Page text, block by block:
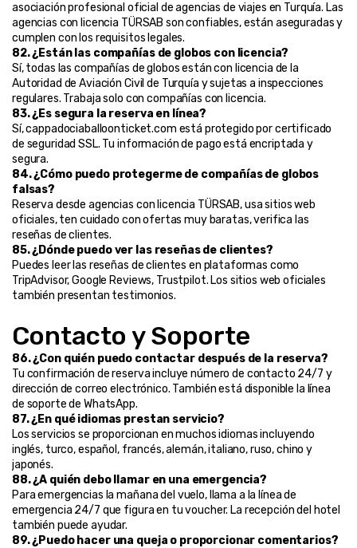
asociación profesional oficial de agencias de viajes en Turquía. Las
agencias con licencia TÜRSAB son confiables, están aseguradas y
cumplen con los requisitos legales.
82. ¿Están las compañías de globos con licencia?
Sí, todas las compañías de globos están con licencia de la
Autoridad de Aviación Civil de Turquía y sujetas a inspecciones
regulares. Trabaja solo con compañías con licencia.
83. ¿Es segura la reserva en línea?
Sí, cappadociaballoonticket.com está protegido por certificado
de seguridad SSL. Tu información de pago está encriptada y
segura.
84. ¿Cómo puedo protegerme de compañías de globos
falsas?
Reserva desde agencias con licencia TÜRSAB, usa sitios web
oficiales, ten cuidado con ofertas muy baratas, verifica las
reseñas de clientes.
85. ¿Dónde puedo ver las reseñas de clientes?
Puedes leer las reseñas de clientes en plataformas como
TripAdvisor, Google Reviews, Trustpilot. Los sitios web oficiales
también presentan testimonios.
Contacto y Soporte
86. ¿Con quién puedo contactar después de la reserva?
Tu confirmación de reserva incluye número de contacto 24/7 y
dirección de correo electrónico. También está disponible la línea
de soporte de WhatsApp.
87. ¿En qué idiomas prestan servicio?
Los servicios se proporcionan en muchos idiomas incluyendo
inglés, turco, español, francés, alemán, italiano, ruso, chino y
japonés.
88. ¿A quién debo llamar en una emergencia?
Para emergencias la mañana del vuelo, llama a la línea de
emergencia 24/7 que figura en tu voucher. La recepción del hotel
también puede ayudar.
89. ¿Puedo hacer una queja o proporcionar comentarios?